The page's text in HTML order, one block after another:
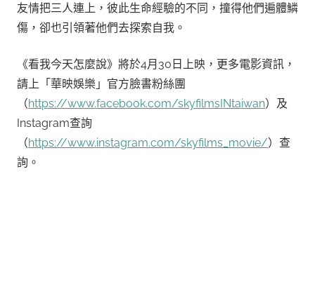
友情把三人連上，彼此生命經驗的不同，撞得他們遍體鱗
傷，卻也引領著他們去探索自我。
《看我今天怎麼說》將於4月30日上映，更多電影資訊，
請上「華映娛樂」官方臉書粉絲團
（https://www.facebook.com/skyfilmsINtaiwan）及
Instagram查詢
（https://www.instagram.com/skyfilms_movie/）查
詢。